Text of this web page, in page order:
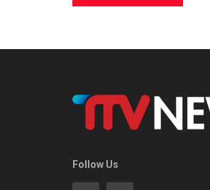
Follow Us